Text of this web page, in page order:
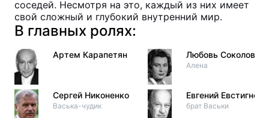
соседей. Несмотря на это, каждый из них имеет
свой сложный и глубокий внутренний мир.
В главных ролях:
Артем Карапетян
Сергей Никоненко
Васька-чудик
Любовь Соколова
Алена
Евгений Евстигнеев
брат Васьки